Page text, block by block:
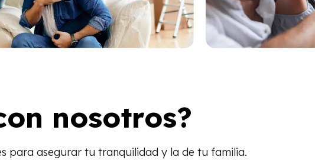
nosotros?
para asegurar tu tranquilidad y la de tu familia.